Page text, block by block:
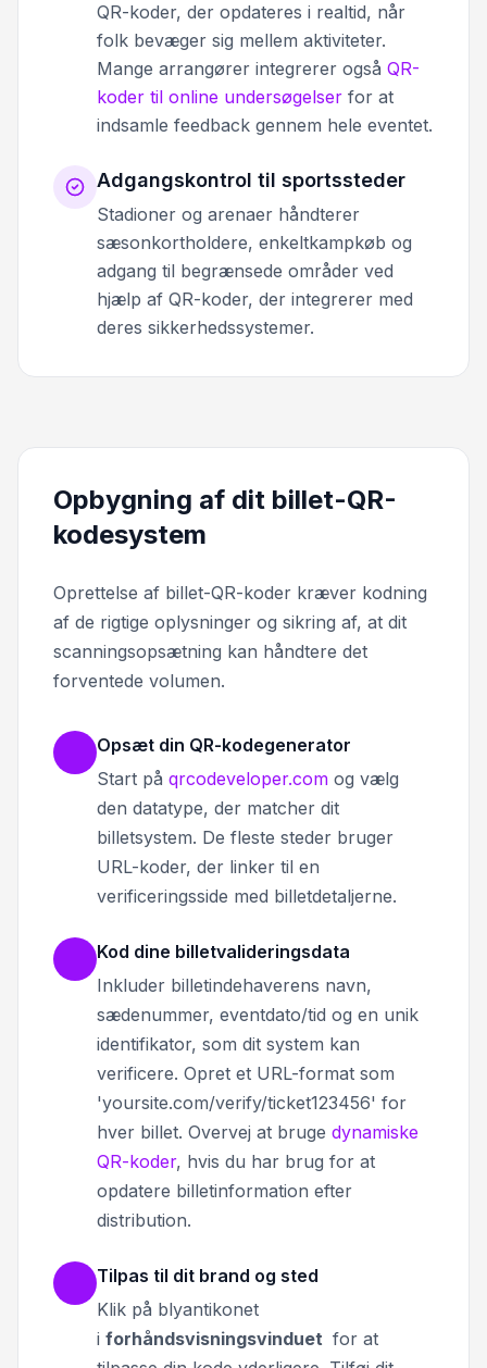
QR-koder, der opdateres i realtid, når
folk bevæger sig mellem aktiviteter.
Mange arrangører integrerer også QR-
koder til online undersøgelser for at
indsamle feedback gennem hele eventet.
Adgangskontrol til sportssteder
Stadioner og arenaer håndterer
sæsonkortholdere, enkeltkampkøb og
adgang til begrænsede områder ved
hjælp af QR-koder, der integrerer med
deres sikkerhedssystemer.
Opbygning af dit billet-QR-
kodesystem
Oprettelse af billet-QR-koder kræver kodning
af de rigtige oplysninger og sikring af, at dit
scanningsopsætning kan håndtere det
forventede volumen.
Opsæt din QR-kodegenerator
Start på qrcodeveloper.com og vælg
den datatype, der matcher dit
billetsystem. De fleste steder bruger
URL-koder, der linker til en
verificeringsside med billetdetaljerne.
Kod dine billetvalideringsdata
Inkluder billetindehaverens navn,
sædenummer, eventdato/tid og en unik
identifikator, som dit system kan
verificere. Opret et URL-format som
'yoursite.com/verify/ticket123456' for
hver billet. Overvej at bruge dynamiske
QR-koder, hvis du har brug for at
opdatere billetinformation efter
distribution.
Tilpas til dit brand og sted
Klik på blyantikonet
i forhåndsvisningsvinduet for at